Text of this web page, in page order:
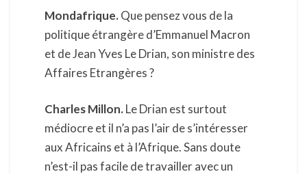
Mondafrique.Que pensez vous de la
politique étrangère d’Emmanuel Macron
et de Jean Yves Le Drian, son ministre des
Affaires Etrangères ?
Charles Millon.Le Drian est surtout
médiocre et il n’a pas l’air de s’intéresser
aux Africains et à l’Afrique. Sans doute
n’est-il pas facile de travailler avec un